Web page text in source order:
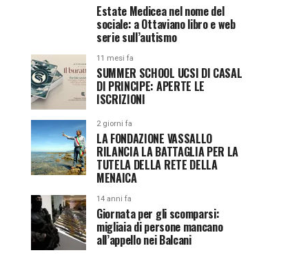
Estate Medicea nel nome del
sociale: a Ottaviano libro e web
serie sull’autismo
11 mesi fa
SUMMER SCHOOL UCSI DI CASAL
DI PRINCIPE: APERTE LE
ISCRIZIONI
2 giorni fa
LA FONDAZIONE VASSALLO
RILANCIA LA BATTAGLIA PER LA
TUTELA DELLA RETE DELLA
MENAICA
14 anni fa
Giornata per gli scomparsi:
migliaia di persone mancano
all’appello nei Balcani